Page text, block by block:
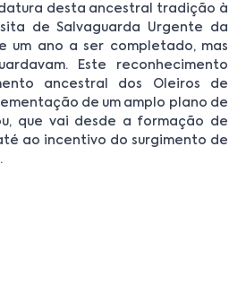
desta ancestral tradição à
de Salvaguarda Urgente da
um ano a ser completado, mas
Este reconhecimento
ancestral dos Oleiros de
de um amplo plano de
que vai desde a formação de
ao incentivo do surgimento de